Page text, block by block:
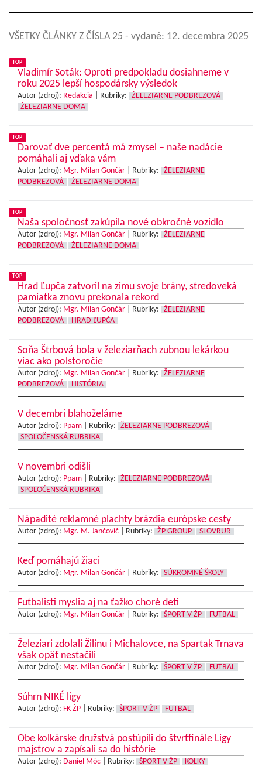
VŠETKY ČLÁNKY Z ČÍSLA 25 - vydané: 12. decembra 2025
TOP
Vladimír Soták: Oproti predpokladu dosiahneme v
roku 2025 lepší hospodársky výsledok
Autor (zdroj): Redakcia Rubriky:
ŽELEZIARNE PODBREZOVÁ
ŽELEZIARNE DOMA
TOP
Darovať dve percentá má zmysel – naše nadácie
pomáhali aj vďaka vám
Autor (zdroj): Mgr. Milan Gončár Rubriky:
ŽELEZIARNE
PODBREZOVÁ
ŽELEZIARNE DOMA
TOP
Naša spoločnosť zakúpila nové obkročné vozidlo
Autor (zdroj): Mgr. Milan Gončár Rubriky:
ŽELEZIARNE
PODBREZOVÁ
ŽELEZIARNE DOMA
TOP
Hrad Ľupča zatvoril na zimu svoje brány, stredoveká
pamiatka znovu prekonala rekord
Autor (zdroj): Mgr. Milan Gončár Rubriky:
ŽELEZIARNE
PODBREZOVÁ
HRAD ĽUPČA
Soňa Štrbová bola v železiarňach zubnou lekárkou
viac ako polstoročie
Autor (zdroj): Mgr. Milan Gončár Rubriky:
ŽELEZIARNE
PODBREZOVÁ
HISTÓRIA
V decembri blahoželáme
Autor (zdroj): Ppam Rubriky:
ŽELEZIARNE PODBREZOVÁ
SPOLOČENSKÁ RUBRIKA
V novembri odišli
Autor (zdroj): Ppam Rubriky:
ŽELEZIARNE PODBREZOVÁ
SPOLOČENSKÁ RUBRIKA
Nápadité reklamné plachty brázdia európske cesty
Autor (zdroj): Mgr. M. Jančovič Rubriky: ŽP GROUP SLOVRUR
Keď pomáhajú žiaci
Autor (zdroj): Mgr. Milan Gončár Rubriky: SÚKROMNÉ ŠKOLY
Futbalisti myslia aj na ťažko choré deti
Autor (zdroj): Mgr. Milan Gončár Rubriky: ŠPORT V ŽP FUTBAL
Železiari zdolali Žilinu i Michalovce, na Spartak Trnava
však opäť nestačili
Autor (zdroj): Mgr. Milan Gončár Rubriky: ŠPORT V ŽP FUTBAL
Súhrn NIKÉ ligy
Autor (zdroj): FK ŽP Rubriky: ŠPORT V ŽP FUTBAL
Obe kolkárske družstvá postúpili do štvrťfinále Ligy
majstrov a zapísali sa do histórie
Autor (zdroj): Daniel Móc Rubriky: ŠPORT V ŽP KOLKY